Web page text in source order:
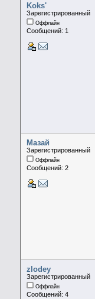
Koks'
Зарегистрированный
Оффлайн
Сообщений: 1
Мазай
Зарегистрированный
Оффлайн
Сообщений: 2
zlodey
Зарегистрированный
Оффлайн
Сообщений: 4